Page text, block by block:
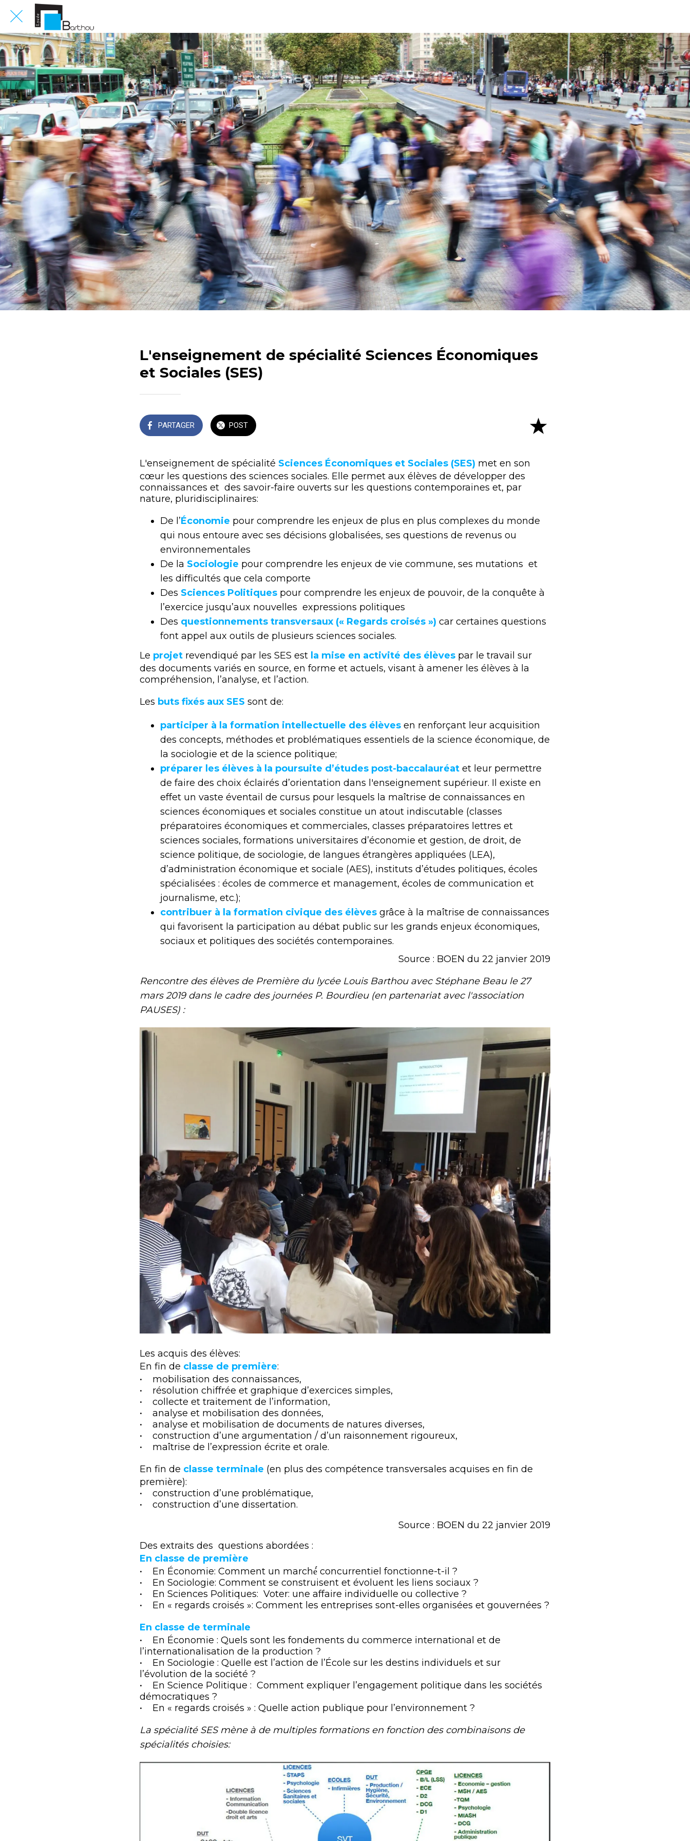
L'enseignement de spécialité Sciences Économiques
et Sociales (SES)
PARTAGER POST
L'enseignement de spécialité Sciences Économiques et Sociales (SES) met en son
cœur les questions des sciences sociales. Elle permet aux élèves de développer des
connaissances et des savoir-faire ouverts sur les questions contemporaines et, par
nature, pluridisciplinaires:
De l’Économie pour comprendre les enjeux de plus en plus complexes du monde
qui nous entoure avec ses décisions globalisées, ses questions de revenus ou
environnementales
De la Sociologie pour comprendre les enjeux de vie commune, ses mutations et
les difficultés que cela comporte
Des Sciences Politiques pour comprendre les enjeux de pouvoir, de la conquête à
l’exercice jusqu’aux nouvelles expressions politiques
Des questionnements transversaux (« Regards croisés ») car certaines questions
font appel aux outils de plusieurs sciences sociales.
Le projet revendiqué par les SES est la mise en activité des élèves par le travail sur
des documents variés en source, en forme et actuels, visant à amener les élèves à la
compréhension, l’analyse, et l’action.
Les buts fixés aux SES sont de:
participer à la formation intellectuelle des élèves en renforçant leur acquisition
des concepts, méthodes et problématiques essentiels de la science économique, de
la sociologie et de la science politique;
préparer les élèves à la poursuite d’études post-baccalauréat et leur permettre
de faire des choix éclairés d’orientation dans l'enseignement supérieur. Il existe en
effet un vaste éventail de cursus pour lesquels la maîtrise de connaissances en
sciences économiques et sociales constitue un atout indiscutable (classes
préparatoires économiques et commerciales, classes préparatoires lettres et
sciences sociales, formations universitaires d’économie et gestion, de droit, de
science politique, de sociologie, de langues étrangères appliquées (LEA),
d’administration économique et sociale (AES), instituts d’études politiques, écoles
spécialisées : écoles de commerce et management, écoles de communication et
journalisme, etc.);
contribuer à la formation civique des élèves grâce à la maîtrise de connaissances
qui favorisent la participation au débat public sur les grands enjeux économiques,
sociaux et politiques des sociétés contemporaines.
Source : BOEN du 22 janvier 2019
Rencontre des élèves de Première du lycée Louis Barthou avec Stéphane Beau le 27
mars 2019 dans le cadre des journées P. Bourdieu (en partenariat avec l'association
PAUSES) :
Les acquis des élèves:
En fin de classe de première:
• mobilisation des connaissances,
• résolution chiffrée et graphique d’exercices simples,
• collecte et traitement de l’information,
• analyse et mobilisation des données,
• analyse et mobilisation de documents de natures diverses,
• construction d’une argumentation / d’un raisonnement rigoureux,
• maîtrise de l’expression écrite et orale.
En fin de classe terminale (en plus des compétence transversales acquises en fin de
première):
• construction d’une problématique,
• construction d’une dissertation.
Source : BOEN du 22 janvier 2019
Des extraits des questions abordées :
En classe de première
• En Économie: Comment un marché́ concurrentiel fonctionne-t-il ?
• En Sociologie: Comment se construisent et évoluent les liens sociaux ?
• En Sciences Politiques: Voter: une affaire individuelle ou collective ?
• En « regards croisés »: Comment les entreprises sont-elles organisées et gouvernées ?
En classe de terminale
• En Économie : Quels sont les fondements du commerce international et de
l’internationalisation de la production ?
• En Sociologie : Quelle est l’action de l’École sur les destins individuels et sur
l’évolution de la société ?
• En Science Politique : Comment expliquer l’engagement politique dans les sociétés
démocratiques ?
• En « regards croisés » : Quelle action publique pour l’environnement ?
La spécialité SES mène à de multiples formations en fonction des combinaisons de
spécialités choisies: